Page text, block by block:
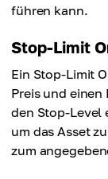
führen kann.
Stop-Limit
Ein Stop-Limit
Preis und
den Stop-Level
um das Asset
zum